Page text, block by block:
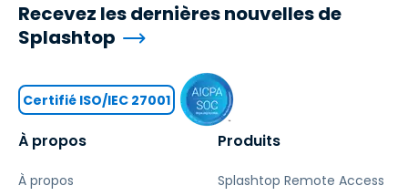
À propos
À propos
Produits
Splashtop Remote Access
Recevez les dernières nouvelles de
Splashtop
Certifié ISO/IEC 27001